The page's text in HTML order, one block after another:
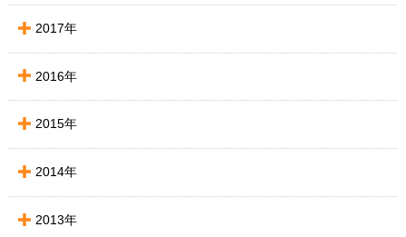
2017年
2016年
2015年
2014年
2013年